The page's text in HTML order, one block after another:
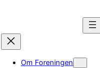
Om Foreningen